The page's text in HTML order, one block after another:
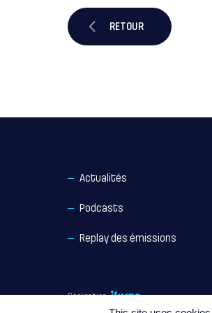
RETOUR
Actualités
Podcasts
Replay des émissions
Réalisation